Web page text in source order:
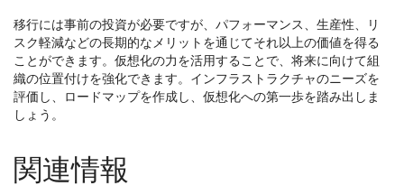
移行には事前の投資が必要ですが、パフォーマンス、生産性、リ
スク軽減などの長期的なメリットを通じてそれ以上の価値を得る
ことができます。仮想化の力を活用することで、将来に向けて組
織の位置付けを強化できます。インフラストラクチャのニーズを
評価し、ロードマップを作成し、仮想化への第一歩を踏み出しま
しょう。
関連情報